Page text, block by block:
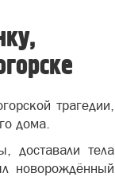
трагедии,
дома.
доставали тела
новорождённый